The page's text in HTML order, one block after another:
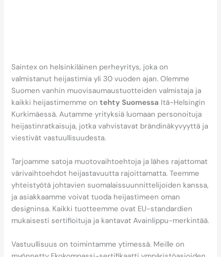
Saintex on helsinkiläinen perheyritys, joka on
valmistanut heijastimia yli 30 vuoden ajan. Olemme
Suomen vanhin muovisaumaustuotteiden valmistaja ja
kaikki heijastimemme ontehty Suomessa Itä-Helsingin
Kurkimäessä. Autamme yrityksiä luomaan personoituja
heijastinratkaisuja, jotka vahvistavat brändinäkyvyyttä ja
viestivät vastuullisuudesta.
Tarjoamme satoja muotovaihtoehtoja ja lähes rajattomat
värivaihtoehdot heijastavuutta rajoittamatta. Teemme
yhteistyötä johtavien suomalais­suunnittelijoiden kanssa,
ja asiakkaamme voivat tuoda heijastimeen oman
designinsa. Kaikki tuotteemme ovat EU-standardien
mukaisesti sertifioituja ja kantavat Avainlippu-merkintää.
Vastuullisuus on toimintamme ytimessä. Meille on